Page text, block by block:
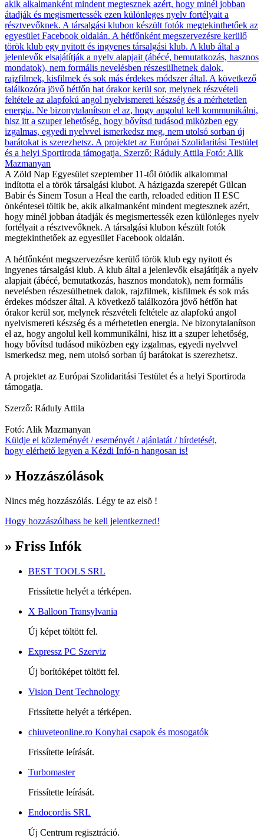
A Zöld Nap Egyesület szeptember 11-től ötödik alkalommal
indította el a török társalgási klubot. A házigazda szerepét Gülcan
Babir és Sinem Tosun a Heal the earth, reloaded edition II ESC
önkéntesei töltik be, akik alkalmanként mindent megtesznek azért,
hogy minél jobban átadják és megismertessék ezen különleges nyelv
fortélyait a résztvevőknek. A társalgási klubon készült fotók
megtekinthetőek az egyesület Facebook oldalán.
A hétfőnként megszervezésre kerülő török klub egy nyitott és
ingyenes társalgási klub. A klub által a jelenlevők elsajátítják a nyelv
alapjait (ábécé, bemutatkozás, hasznos mondatok), nem formális
nevelésben részesülhetnek dalok, rajzfilmek, kisfilmek és sok más
érdekes módszer által. A következő találkozóra jövő hétfőn hat
órakor kerül sor, melynek részvételi feltétele az alapfokú angol
nyelvismereti készség és a mérhetetlen energia. Ne bizonytalanítson
el az, hogy angolul kell kommunikálni, hisz itt a szuper lehetőség,
hogy bővítsd tudásod miközben egy izgalmas, egyedi nyelvvel
ismerkedsz meg, nem utolsó sorban új barátokat is szerezhetsz.
A projektet az Európai Szolidaritási Testület és a helyi Sportiroda
támogatja.
Szerző: Ráduly Attila
Fotó: Alik Mazmanyan
Küldje el közleményét / eseményét / ajánlatát / hírdetését,
hogy elérhető legyen a Kézdi Infó-n hangosan is!
» Hozzászólások
Nincs még hozzászólás. Légy te az elsõ !
Hogy hozzászólhass be kell jelentkezned!
» Friss Infók
BEST TOOLS SRL
Frissítette helyét a térképen.
X Balloon Transylvania
Új képet töltött fel.
Expressz PC Szerviz
Új borítóképet töltött fel.
Vision Dent Technology
Frissítette helyét a térképen.
chiuveteonline.ro Konyhai csapok és mosogatók
Frissítette leírását.
Turbomaster
Frissítette leírását.
Endocordis SRL
Új Centrum regisztráció.